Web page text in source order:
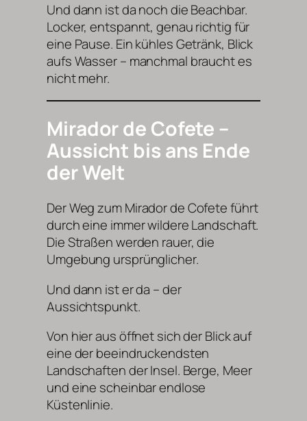
Und dann ist da noch die Beachbar.
Locker, entspannt, genau richtig für
eine Pause. Ein kühles Getränk, Blick
aufs Wasser – manchmal braucht es
nicht mehr.
Mirador de Cofete –
Aussicht bis ans Ende
der Welt
Der Weg zum Mirador de Cofete führt
durch eine immer wildere Landschaft.
Die Straßen werden rauer, die
Umgebung ursprünglicher.
Und dann ist er da – der
Aussichtspunkt.
Von hier aus öffnet sich der Blick auf
eine der beeindruckendsten
Landschaften der Insel. Berge, Meer
und eine scheinbar endlose
Küstenlinie.